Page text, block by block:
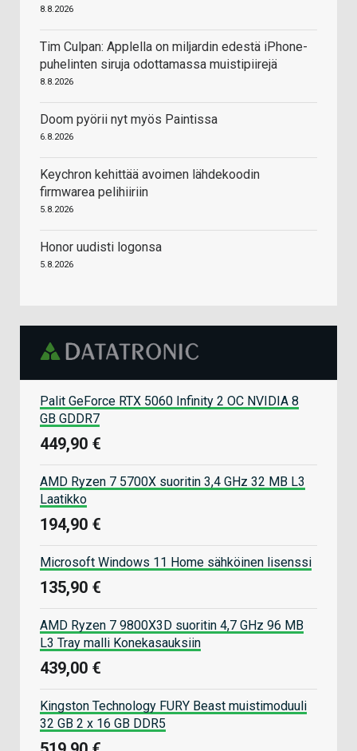
8.8.2026
Tim Culpan: Applella on miljardin edestä iPhone-
puhelinten siruja odottamassa muistipiirejä
8.8.2026
Doom pyörii nyt myös Paintissa
6.8.2026
Keychron kehittää avoimen lähdekoodin
firmwarea pelihiiriin
5.8.2026
Honor uudisti logonsa
5.8.2026
Palit GeForce RTX 5060 Infinity 2 OC NVIDIA 8
GB GDDR7
449,90 €
AMD Ryzen 7 5700X suoritin 3,4 GHz 32 MB L3
Laatikko
194,90 €
Microsoft Windows 11 Home sähköinen lisenssi
135,90 €
AMD Ryzen 7 9800X3D suoritin 4,7 GHz 96 MB
L3 Tray malli Konekasauksiin
439,00 €
Kingston Technology FURY Beast muistimoduuli
32 GB 2 x 16 GB DDR5